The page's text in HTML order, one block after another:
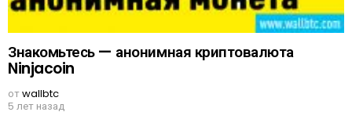
Знакомьтесь — анонимная криптовалюта
Ninjacoin
отwallbtc
5 лет назад